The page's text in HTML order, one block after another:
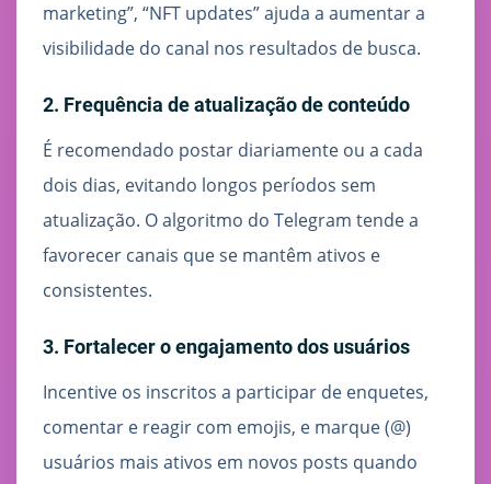
marketing”, “NFT updates” ajuda a aumentar a
visibilidade do canal nos resultados de busca.
2. Frequência de atualização de conteúdo
É recomendado postar diariamente ou a cada
dois dias, evitando longos períodos sem
atualização. O algoritmo do Telegram tende a
favorecer canais que se mantêm ativos e
consistentes.
3. Fortalecer o engajamento dos usuários
Incentive os inscritos a participar de enquetes,
comentar e reagir com emojis, e marque (@)
usuários mais ativos em novos posts quando